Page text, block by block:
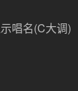
唱名(C大调)